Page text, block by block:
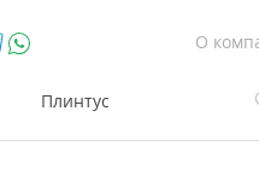
О
Плинтус